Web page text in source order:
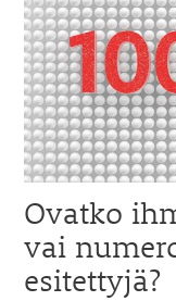
Ovatko
vai
esitettyjä?